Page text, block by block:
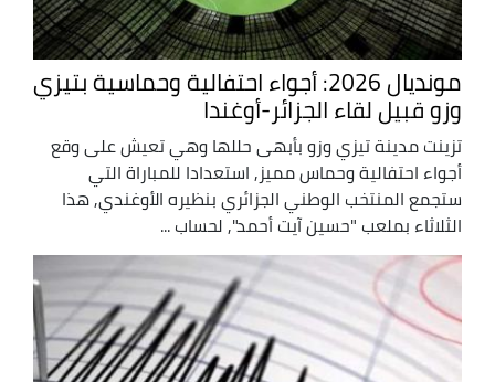
مونديال 2026: أجواء احتفالية وحماسية بتيزي
وزو قبيل لقاء الجزائر-أوغندا
تزينت مدينة تيزي وزو بأبهى حللها وهي تعيش على وقع
أجواء احتفالية وحماس مميز, استعدادا للمباراة التي
ستجمع المنتخب الوطني الجزائري بنظيره الأوغندي, هذا
الثلاثاء بملعب "حسين آيت أحمد", لحساب ...